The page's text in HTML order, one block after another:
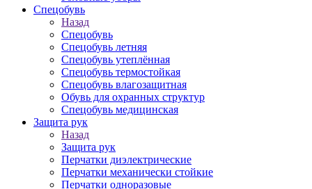
Спецобувь
Назад
Спецобувь
Спецобувь летняя
Спецобувь утеплённая
Спецобувь термостойкая
Спецобувь влагозащитная
Обувь для охранных структур
Спецобувь медицинская
Защита рук
Назад
Защита рук
Перчатки диэлектрические
Перчатки механически стойкие
Перчатки одноразовые